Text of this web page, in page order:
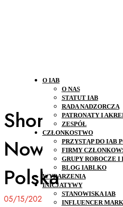
O IAB
O NAS
STATUT IAB
RADA NADZORCZA
PATRONATY I
ZESPÓŁ
CZŁONKOSTWO
PRZYSTĄP DO IAB
FIRMY
GRUPY ROBOCZE I
BLOG IABLKO
WYDARZENIA
INICJATYWY
STANOWISKA IAB
INFLUENCER
Short social
Nowa
Polska
05/15/2024